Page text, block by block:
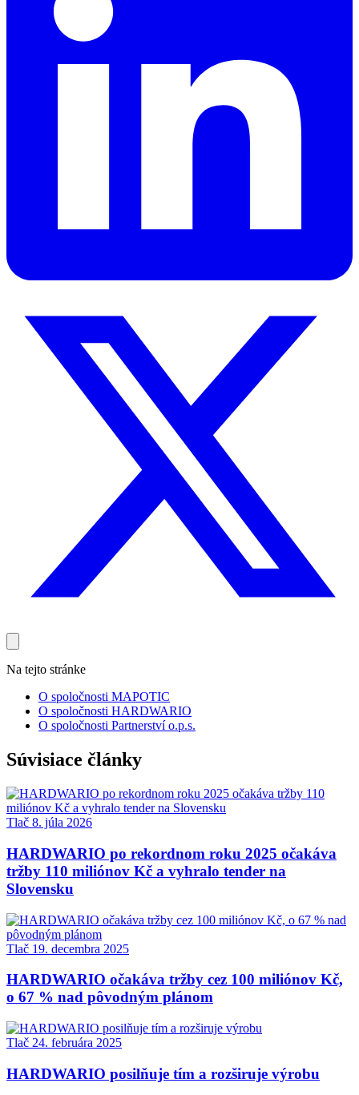
Na tejto stránke
O spoločnosti MAPOTIC
O spoločnosti HARDWARIO
O spoločnosti Partnerství o.p.s.
Súvisiace články
Tlač 8. júla 2026
HARDWARIO po rekordnom roku 2025 očakáva
tržby 110 miliónov Kč a vyhralo tender na
Slovensku
Tlač 19. decembra 2025
HARDWARIO očakáva tržby cez 100 miliónov Kč,
o 67 % nad pôvodným plánom
Tlač 24. februára 2025
HARDWARIO posilňuje tím a rozširuje výrobu